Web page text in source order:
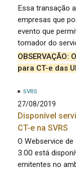
Essa transação
empresas que
evento que
tomador do
para CT-e das
SVRS
27/08/2019
Disponível
CT-e na SVRS
O Webservice
3.00 está
emitentes no